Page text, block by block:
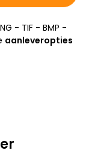
- TIF - BMP -
aanleveropties